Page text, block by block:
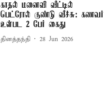
காதல் மனைவி வீட்டில்
பெட்ரோல் குண்டு வீச்சு: கணவர்
உள்பட 2 பேர் கைது
தினத்தந்தி 28 Jun 2026